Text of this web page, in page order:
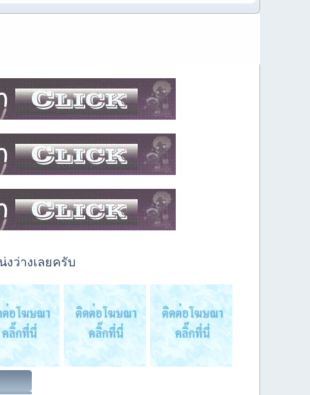
งว่างเลยครับ